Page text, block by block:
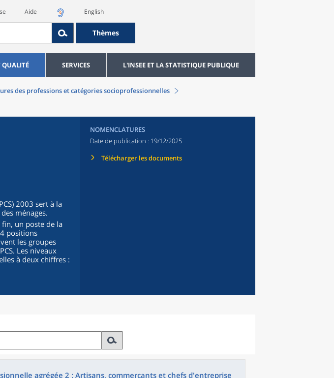
Aide English
Thèmes
QUALITÉ SERVICES L'INSEE ET LA STATISTIQUE PUBLIQUE
des professions et catégories socioprofessionnelles
2003 sert à la
ménages.
un poste de la
positions
les groupes
Les niveaux
à deux chiffres :
NOMENCLATURES
Date de publication : 19/12/2025
Télécharger les documents
agrégée 2 : Artisans, commerçants et chefs d'entreprise